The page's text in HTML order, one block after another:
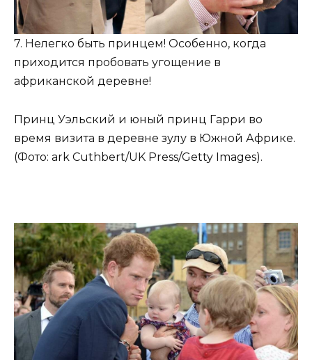
7. Нелегко быть принцем! Особенно, когда
приходится пробовать угощение в
африканской деревне!
Принц Уэльский и юный принц Гарри во
время визита в деревне зулу в Южной Африке.
(Фото: ark Cuthbert/UK Press/Getty Images).